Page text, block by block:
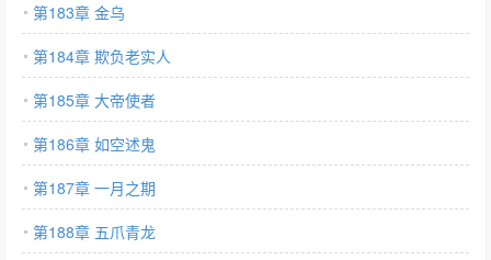
第183章 金乌
第184章 欺负老实人
第185章 大帝使者
第186章 如空述鬼
第187章 一月之期
第188章 五爪青龙